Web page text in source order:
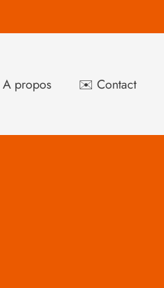
A propos ✉️ Contact